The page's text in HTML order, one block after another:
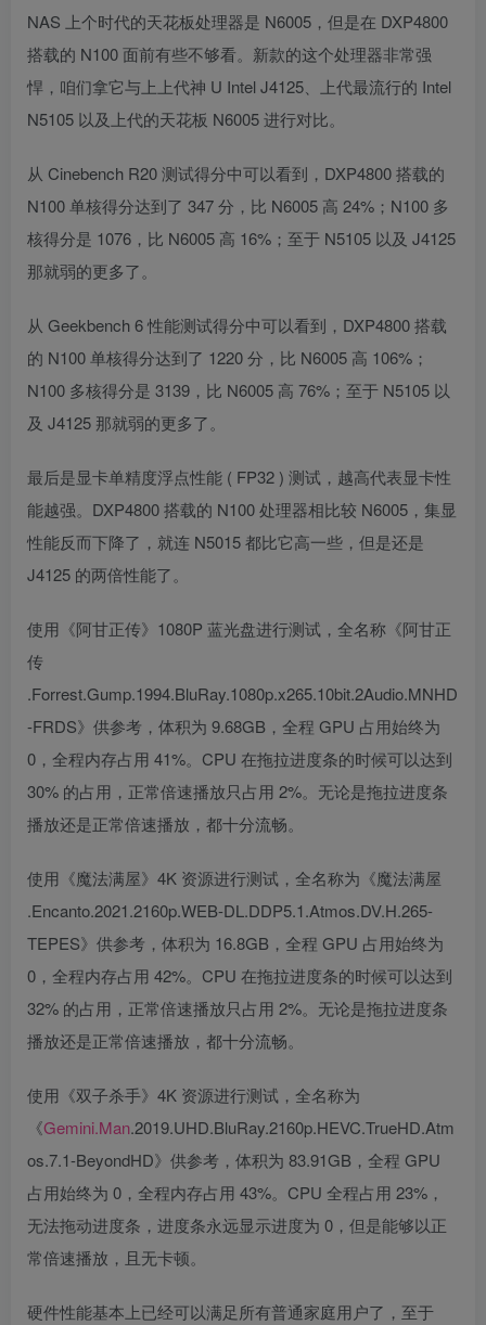
NAS 上个时代的天花板处理器是 N6005，但是在 DXP4800
搭载的 N100 面前有些不够看。新款的这个处理器非常强
悍，咱们拿它与上上代神 U Intel J4125、上代最流行的 Intel
N5105 以及上代的天花板 N6005 进行对比。
从 Cinebench R20 测试得分中可以看到，DXP4800 搭载的
N100 单核得分达到了 347 分，比 N6005 高 24%；N100 多
核得分是 1076，比 N6005 高 16%；至于 N5105 以及 J4125
那就弱的更多了。
从 Geekbench 6 性能测试得分中可以看到，DXP4800 搭载
的 N100 单核得分达到了 1220 分，比 N6005 高 106%；
N100 多核得分是 3139，比 N6005 高 76%；至于 N5105 以
及 J4125 那就弱的更多了。
最后是显卡单精度浮点性能 ( FP32 ) 测试，越高代表显卡性
能越强。DXP4800 搭载的 N100 处理器相比较 N6005，集显
性能反而下降了，就连 N5015 都比它高一些，但是还是
J4125 的两倍性能了。
使用《阿甘正传》1080P 蓝光盘进行测试，全名称《阿甘正
传
.Forrest.Gump.1994.BluRay.1080p.x265.10bit.2Audio.MNHD
-FRDS》供参考，体积为 9.68GB，全程 GPU 占用始终为
0，全程内存占用 41%。CPU 在拖拉进度条的时候可以达到
30% 的占用，正常倍速播放只占用 2%。无论是拖拉进度条
播放还是正常倍速播放，都十分流畅。
使用《魔法满屋》4K 资源进行测试，全名称为《魔法满屋
.Encanto.2021.2160p.WEB-DL.DDP5.1.Atmos.DV.H.265-
TEPES》供参考，体积为 16.8GB，全程 GPU 占用始终为
0，全程内存占用 42%。CPU 在拖拉进度条的时候可以达到
32% 的占用，正常倍速播放只占用 2%。无论是拖拉进度条
播放还是正常倍速播放，都十分流畅。
使用《双子杀手》4K 资源进行测试，全名称为
《Gemini.Man.2019.UHD.BluRay.2160p.HEVC.TrueHD.Atm
os.7.1-BeyondHD》供参考，体积为 83.91GB，全程 GPU
占用始终为 0，全程内存占用 43%。CPU 全程占用 23%，
无法拖动进度条，进度条永远显示进度为 0，但是能够以正
常倍速播放，且无卡顿。
硬件性能基本上已经可以满足所有普通家庭用户了，至于